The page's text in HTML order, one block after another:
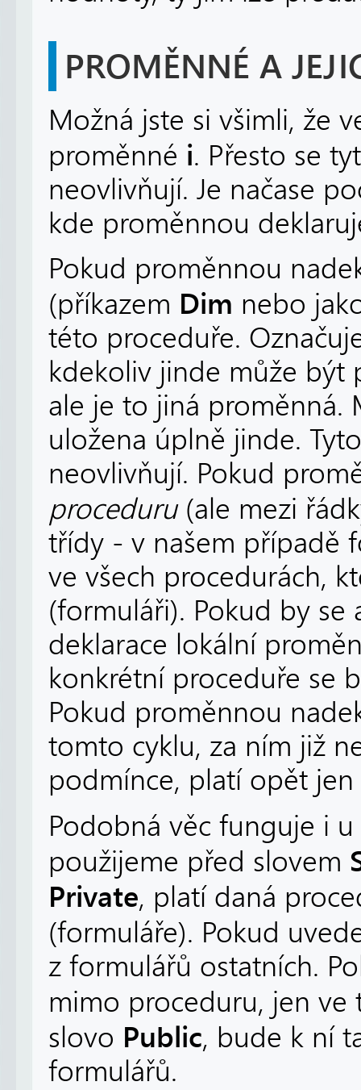
PROMĚNNÉ A
Možná jste si všimli, že
proměnné i. Přesto se
neovlivňují. Je načase
kde proměnnou
Pokud proměnnou
(příkazem Dim nebo
této proceduře.
kdekoliv jinde může být
ale je to jiná proměnná.
uložena úplně jinde.
neovlivňují. Pokud
proceduru(ale mezi
třídy - v našem případě
ve všech procedurách,
(formuláři). Pokud by
deklarace lokální
konkrétní proceduře se
Pokud proměnnou
tomto cyklu, za ním již
podmínce, platí opět
Podobná věc funguje i
použijeme před slovem
Private, platí daná
(formuláře). Pokud
z formulářů ostatních.
mimo proceduru, jen
slovo Public, bude k ní
formulářů.